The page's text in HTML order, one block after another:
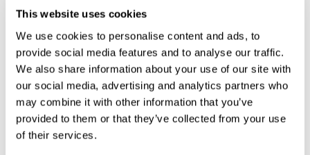
This website uses cookies
We use cookies to personalise content and ads, to
provide social media features and to analyse our traffic.
We also share information about your use of our site with
our social media, advertising and analytics partners who
may combine it with other information that you’ve
provided to them or that they’ve collected from your use
of their services.
nos permite ser mais eficientes nas atividades que exigem
aulas ou no dia a dia.
It is important to bear in mind that to stimulate the brain
effectively, it is not enough to play any game. Good cognitive
training must have certain characteristics, such as those
offered by CogniFit training: a solid scientific basis, the
ability to adapt to the needs and level of the user, and the
right activities to train executive functions.